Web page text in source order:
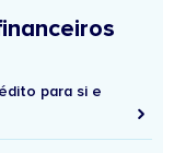
para si e